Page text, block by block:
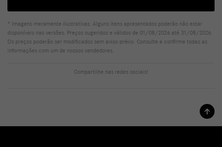
* Imagens meramente ilustrativas. Alguns itens apresentados poderão não estar
disponíveis nas versões. Preços sugeridos e válidos de 01/08/2026 até 31/08/2026.
Os preços poderão ser modificados sem aviso prévio. Consulte e confirme todas as
informações com um de nossos vendedores.
Compartilhe nas redes sociais!